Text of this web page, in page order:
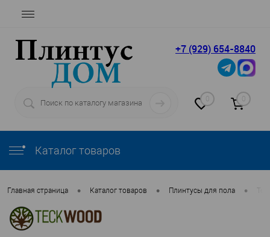
+7 (929) 654-8840
0 0
Каталог товаров
Главная страница • Каталог товаров • Плинтусы для пола •